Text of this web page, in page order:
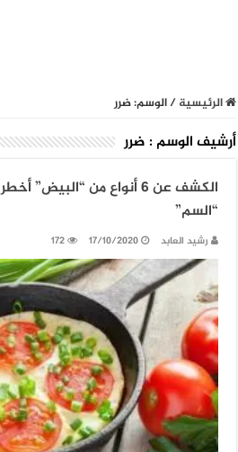
الرئيسية/الوسم:ضرر
أرشيف الوسم : ضرر
الكشف عن 6 أنواع من
“السم”
رشيد العابد 17/10/2020
172